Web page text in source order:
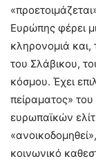
Ευρώπης φέρει
κληρονομιά και,
του Σλάβικου,
κόσμου. Έχει
πείραματος»
ευρωπαϊκών
κοινωνικό